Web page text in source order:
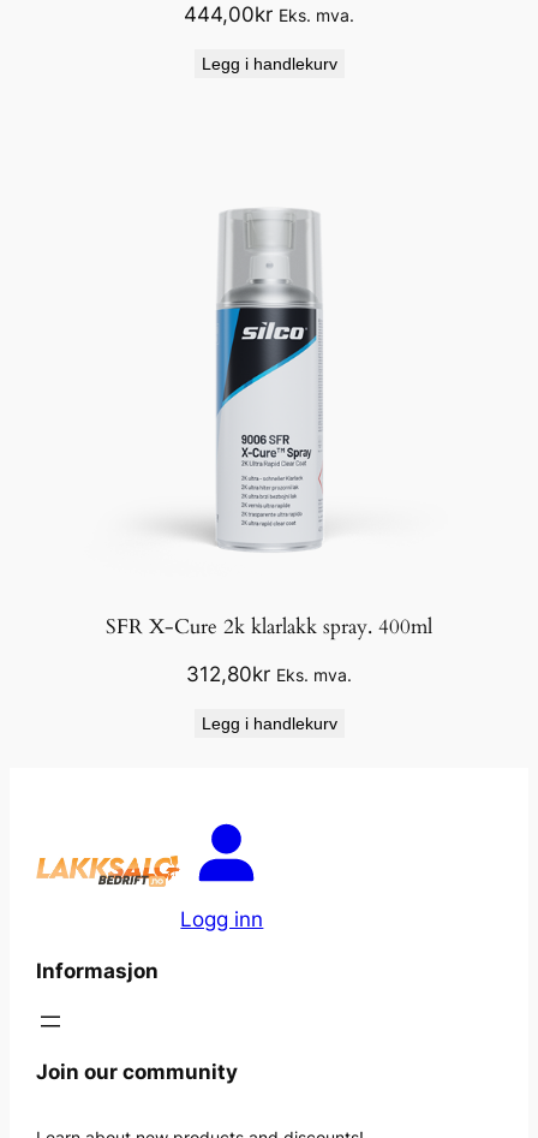
444,00kr Eks. mva.
Legg i handlekurv
SFR X-Cure 2k klarlakk spray. 400ml
312,80kr Eks. mva.
Legg i handlekurv
Logg inn
Informasjon
Join our community